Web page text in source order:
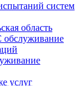
систем
область
услуг